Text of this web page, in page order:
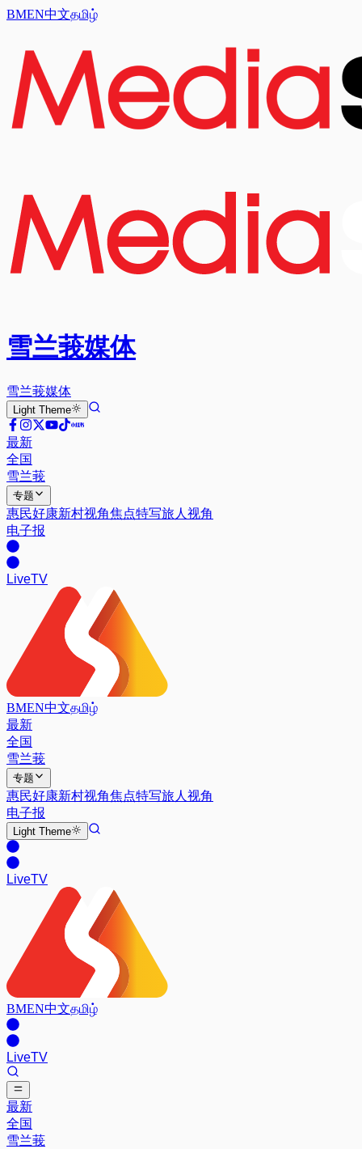
BMEN中文தமிழ்
雪兰莪媒体
雪兰莪媒体
Light Theme
最新
全国
雪兰莪
专题
惠民好康新村视角焦点特写旅人视角
电子报
LiveTV
BMEN中文தமிழ்
最新
全国
雪兰莪
专题
惠民好康新村视角焦点特写旅人视角
电子报
Light Theme
LiveTV
BMEN中文தமிழ்
LiveTV
最新
全国
雪兰莪